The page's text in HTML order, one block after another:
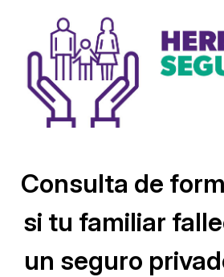
Consulta de
si tu familiar
un seguro